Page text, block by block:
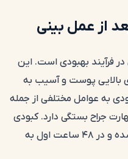
از عمل بینی
فرآیند بهبودی است. این
بالایی پوست و آسیب به
به عوامل مختلفی از جمله
جراح بستگی دارد. کبودی
معمولاً ۲۴ ساعت پس از عمل ظاهر شده و در ۴۸ ساعت اول به